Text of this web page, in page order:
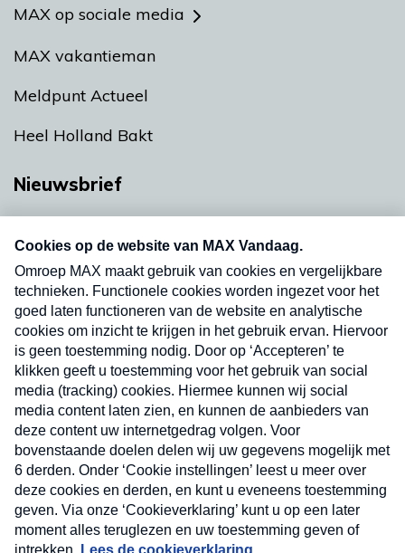
MAX op sociale media
MAX vakantieman
Meldpunt Actueel
Heel Holland Bakt
Nieuwsbrief
Neem hier een gratis abonnement op onze
nieuwsbrief. Elke vrijdag- en dinsdagochtend in
uw mailbox.
Verzend
Nieuwsbrief
Neem hier een gratis abonnement op onze
nieuwsbrief. Elke vrijdag- en dinsdagochtend in uw